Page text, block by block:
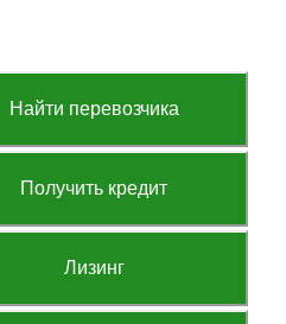
Найти перевозчика
Получить кредит
Лизинг